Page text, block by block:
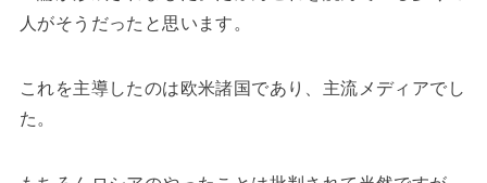
人がそうだったと思います。
これを主導したのは欧米諸国であり、主流メディアでし
た。